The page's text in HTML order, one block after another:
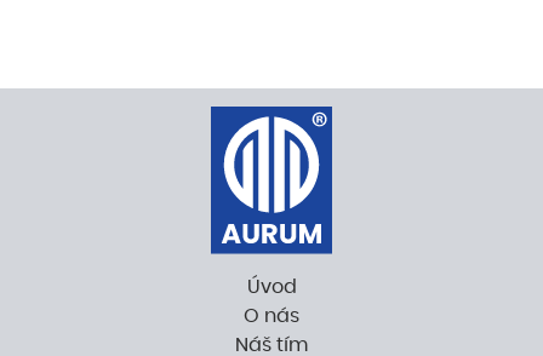
Úvod
O nás
Náš tím